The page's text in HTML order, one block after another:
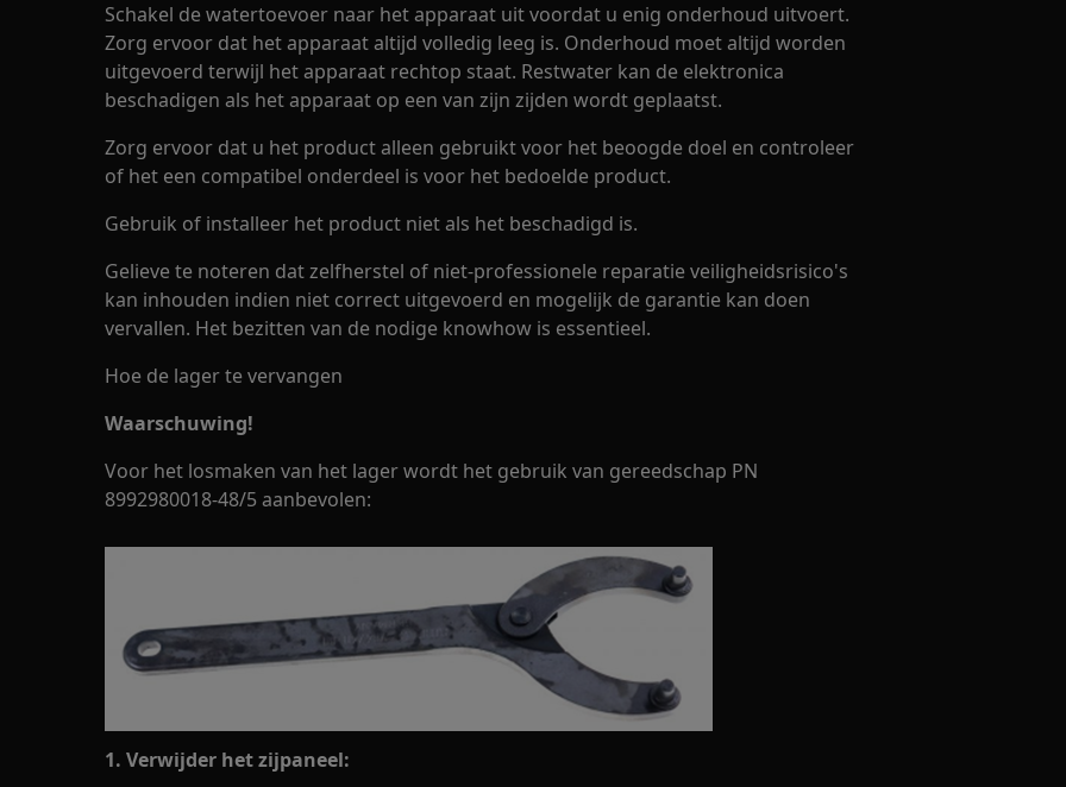
Schakel de watertoevoer naar het apparaat uit voordat u enig onderhoud uitvoert.
Zorg ervoor dat het apparaat altijd volledig leeg is. Onderhoud moet altijd worden
uitgevoerd terwijl het apparaat rechtop staat. Restwater kan de elektronica
beschadigen als het apparaat op een van zijn zijden wordt geplaatst.
Zorg ervoor dat u het product alleen gebruikt voor het beoogde doel en controleer
of het een compatibel onderdeel is voor het bedoelde product.
Gebruik of installeer het product niet als het beschadigd is.
Gelieve te noteren dat zelfherstel of niet-professionele reparatie veiligheidsrisico's
kan inhouden indien niet correct uitgevoerd en mogelijk de garantie kan doen
vervallen. Het bezitten van de nodige knowhow is essentieel.
Hoe de lager te vervangen
Waarschuwing!
Voor het losmaken van het lager wordt het gebruik van gereedschap PN
8992980018-48/5 aanbevolen:
1. Verwijder het zijpaneel: